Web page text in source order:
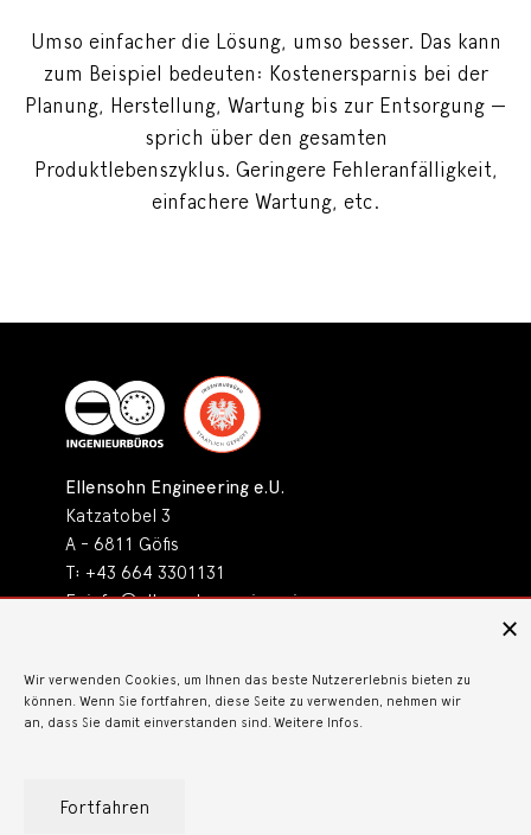
Umso einfacher die Lösung, umso besser. Das kann
zum Beispiel bedeuten: Kostenersparnis bei der
Planung, Herstellung, Wartung bis zur Entsorgung —
sprich über den gesamten
Produktlebenszyklus. Geringere Fehleranfälligkeit,
einfachere Wartung, etc.
Ellensohn Engineering e.U.
Katzatobel 3
A - 6811 Göfis
T: +43 664 3301131
E:info@ellensohn.engineering
Wir verwenden Cookies, um Ihnen das beste Nutzererlebnis bieten zu
können. Wenn Sie fortfahren, diese Seite zu verwenden, nehmen wir
an, dass Sie damit einverstanden sind. Weitere Infos.
Fortfahren